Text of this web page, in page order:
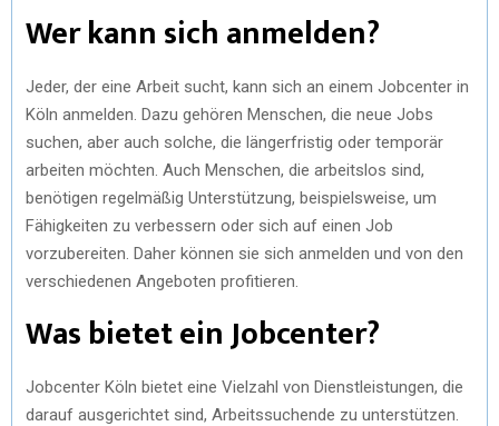
Wer kann sich anmelden?
Jeder, der eine Arbeit sucht, kann sich an einem Jobcenter in
Köln anmelden. Dazu gehören Menschen, die neue Jobs
suchen, aber auch solche, die längerfristig oder temporär
arbeiten möchten. Auch Menschen, die arbeitslos sind,
benötigen regelmäßig Unterstützung, beispielsweise, um
Fähigkeiten zu verbessern oder sich auf einen Job
vorzubereiten. Daher können sie sich anmelden und von den
verschiedenen Angeboten profitieren.
Was bietet ein Jobcenter?
Jobcenter Köln bietet eine Vielzahl von Dienstleistungen, die
darauf ausgerichtet sind, Arbeitssuchende zu unterstützen.